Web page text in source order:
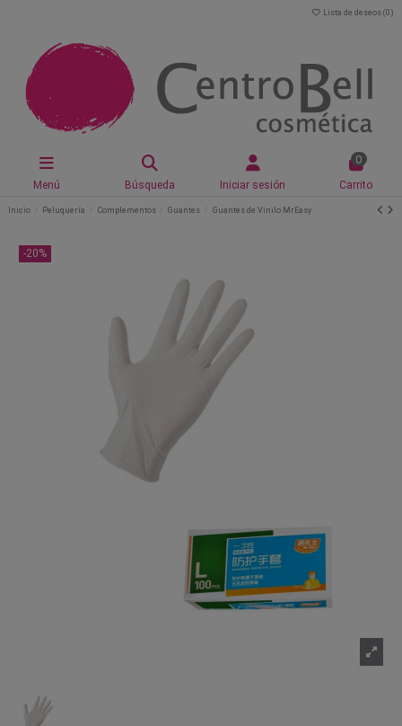
Lista de deseos (0 )
Menú Búsqueda Iniciar sesión
0
Carrito
Inicio Peluquería Complementos Guantes Guantes de Vinilo MrEasy
-20%